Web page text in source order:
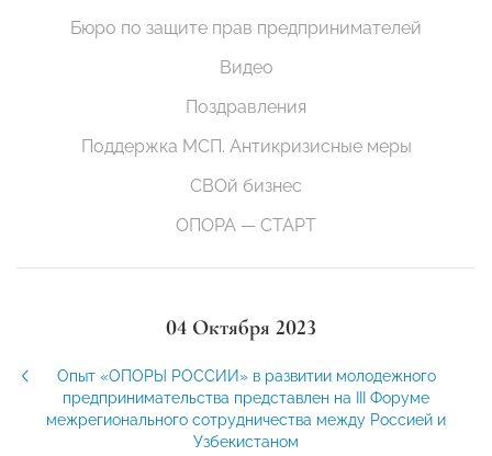
Бюро по защите прав предпринимателей
Видео
Поздравления
Поддержка МСП. Антикризисные меры
СВОй бизнес
ОПОРА — СТАРТ
04 Октября 2023
Опыт «ОПОРЫ РОССИИ» в развитии молодежного
предпринимательства представлен на III Форуме
межрегионального сотрудничества между Россией и
Узбекистаном